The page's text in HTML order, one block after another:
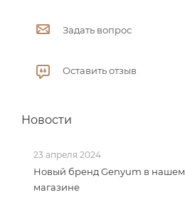
Задать вопрос
Оставить отзыв
Новости
23 апреля 2024
Новый бренд Genyum в нашем
магазине